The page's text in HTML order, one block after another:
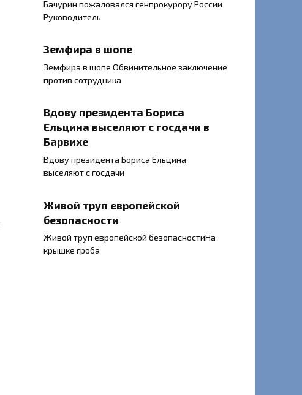
Бачурин пожаловался генпрокурору России
Руководитель
Земфира в шопе
Земфира в шопе Обвинительное заключение
против сотрудника
Вдову президента Бориса
Ельцина выселяют с госдачи в
Барвихе
Вдову президента Бориса Ельцина
выселяют с госдачи
Живой труп европейской
безопасности
Живой труп европейской безопасностиНа
крышке гроба